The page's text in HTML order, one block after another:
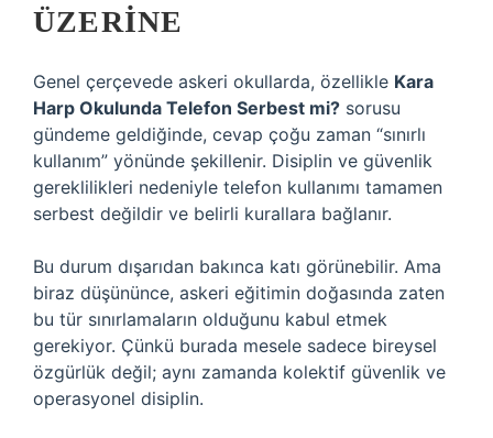
ÜZERINE
Genel çerçevede askeri okullarda, özellikle Kara
Harp Okulunda Telefon Serbest mi? sorusu
gündeme geldiğinde, cevap çoğu zaman “sınırlı
kullanım” yönünde şekillenir. Disiplin ve güvenlik
gereklilikleri nedeniyle telefon kullanımı tamamen
serbest değildir ve belirli kurallara bağlanır.
Bu durum dışarıdan bakınca katı görünebilir. Ama
biraz düşününce, askeri eğitimin doğasında zaten
bu tür sınırlamaların olduğunu kabul etmek
gerekiyor. Çünkü burada mesele sadece bireysel
özgürlük değil; aynı zamanda kolektif güvenlik ve
operasyonel disiplin.